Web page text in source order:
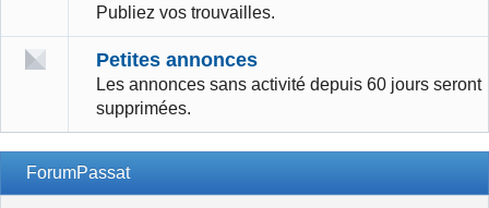
Publiez vos trouvailles.
Petites annonces
Les annonces sans activité depuis 60 jours seront
supprimées.
ForumPassat